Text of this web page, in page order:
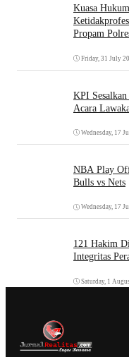
Kuasa
Propam
Friday, 31 July
KPI
Acara
Wednesday, 17
NBA Play
Bulls vs Nets
Wednesday, 17
121 Hakim
Integritas
Saturday, 1